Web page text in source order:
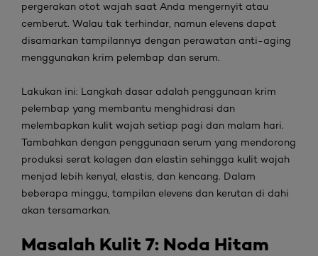
pergerakan otot wajah saat Anda mengernyit atau
cemberut. Walau tak terhindar, namun elevens dapat
disamarkan tampilannya dengan perawatan anti-aging
menggunakan krim pelembap dan serum.
Lakukan ini: Langkah dasar adalah penggunaan krim
pelembap yang membantu menghidrasi dan
melembapkan kulit wajah setiap pagi dan malam hari.
Tambahkan dengan penggunaan serum yang mendorong
produksi serat kolagen dan elastin sehingga kulit wajah
menjad lebih kenyal, elastis, dan kencang. Dalam
beberapa minggu, tampilan elevens dan kerutan di dahi
akan tersamarkan.
Masalah Kulit 7: Noda Hitam